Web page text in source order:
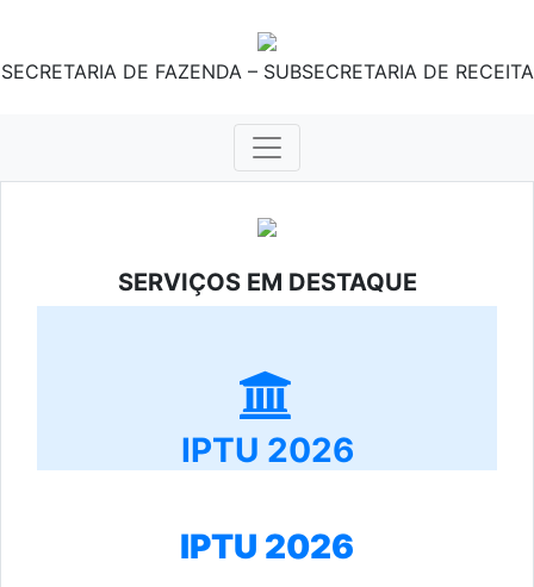
SECRETARIA DE FAZENDA – SUBSECRETARIA DE RECEITA
SERVIÇOS EM DESTAQUE
IPTU 2026
IPTU 2026